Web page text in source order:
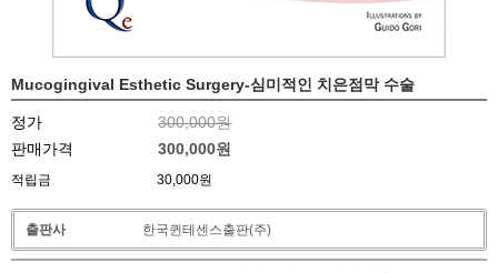
Mucogingival Esthetic Surgery-심미적인 치은점막 수술
정가
300,000원
판매가격
300,000원
적립금 30,000원
출판사 한국퀸테센스출판(주)